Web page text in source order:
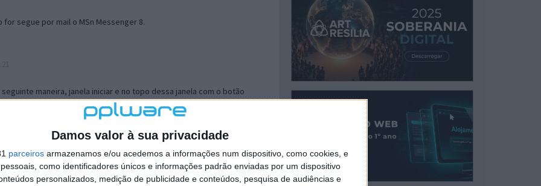
Damos valor à sua privacidade
parceiros armazenamos e/ou acedemos a informações num dispositivo, como cookies, e
como identificadores únicos e informações padrão enviadas por um dispositivo
personalizados, medição de publicidade e conteúdos, pesquisa de audiências e
for segue por mail o MSn Messenger 8.
maneira, janela iniciar e no topo dessa janela com o botão
separador Menu ‘Iniciar’ clica no botão ‘Personalizar’ aí
escolheres o Browser com que queres navegar e o gestor de
ao teu Firefox e nas ferramentas ou tools escolhes ‘Opções’ ou
e logo perto do fim encontras um local para colocares um visto
é o browser predefinido.